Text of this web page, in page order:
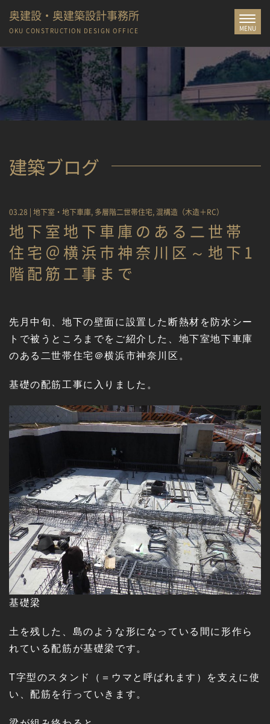
Toggle
MENU
奥建設・奥建築設計事務所
OKU CONSTRUCTION DESIGN OFFICE
建築ブログ
03.28 | 地下室・地下車庫, 多層階二世帯住宅,混構造（木造＋RC）
地下室地下車庫のある二世帯
住宅＠横浜市神奈川区～地下1
階配筋工事まで
先月中旬、地下の壁面に設置した断熱材を防水シー
トで被うところまでをご紹介した、地下室地下車庫
のある二世帯住宅＠横浜市神奈川区。
基礎の配筋工事に入りました。
基礎梁
土を残した、島のような形になっている間に形作ら
れている配筋が基礎梁です。
T字型のスタンド（＝ウマと呼ばれます）を支えに使
い、配筋を行っていきます。